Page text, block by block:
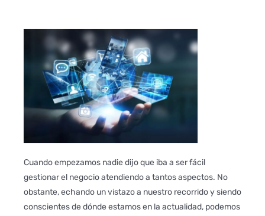
Conectividad
Blog
Cuando empezamos nadie dijo que iba a ser fácil
gestionar el negocio atendiendo a tantos aspectos. No
obstante, echando un vistazo a nuestro recorrido y siendo
conscientes de dónde estamos en la actualidad, podemos